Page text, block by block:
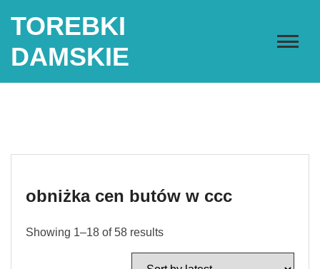
TOREBKI
DAMSKIE
obniżka cen butów w ccc
Showing 1–18 of 58 results